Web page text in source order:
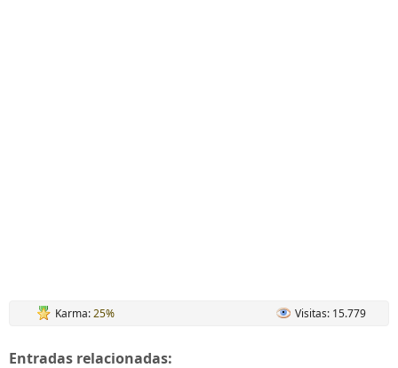
Karma:25% Visitas: 15.779
Entradas relacionadas: